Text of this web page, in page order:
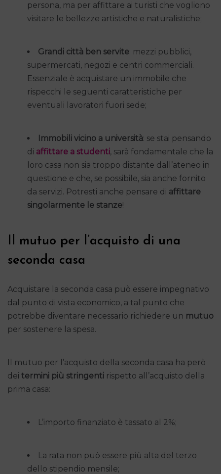
persona, ma per affittare ai turisti che vogliono
visitare le bellezze artistiche e naturalistiche;
Grandi città ben servite: mezzi pubblici,
supermercati, negozi e centri commerciali.
Essenziale è acquistare un immobile che
rispecchi le seguenti caratteristiche per
eventuali lavoratori fuori sede;
Immobili vicino a università: se stai pensando
di affittare a studenti, sarà fondamentale che la
loro casa non sia troppo distante dall’ateneo in
questione e che, se possibile, sia anche fornito
da servizi. Potresti anche pensare di affittare
singolarmente le stanze!
Il mutuo per l’acquisto di una
seconda casa
Acquistare la seconda casa può essere impegnativo
dal punto di vista economico, a tal punto che
potrebbe diventare necessario richiedere un mutuo
per sostenere la spesa.
Il mutuo per l’acquisto della seconda casa ha però
dei termini più stringenti rispetto all’acquisto della
prima casa:
L’importo finanziato è tassato al 2%;
La rata non può essere più alta del terzo
dello stipendio mensile;